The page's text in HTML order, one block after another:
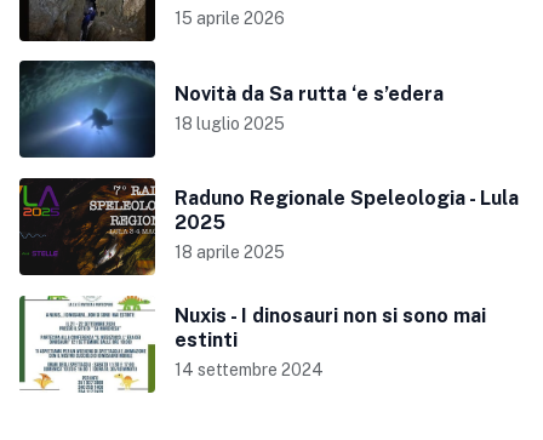
15 aprile 2026
Novità da Sa rutta ‘e s’edera
18 luglio 2025
Raduno Regionale Speleologia - Lula
2025
18 aprile 2025
Nuxis - I dinosauri non si sono mai
estinti
14 settembre 2024